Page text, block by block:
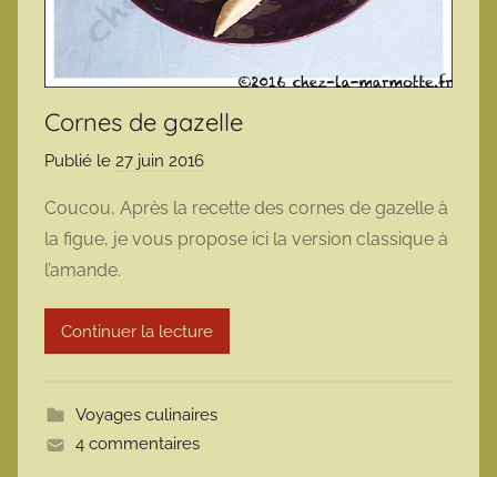
Cornes de gazelle
Publié le 27 juin 2016
r
m
r
m
t
Coucou, Après la recette des cornes de gazelle à
la figue, je vous propose ici la version classique à
l’amande.
Continuer la lecture
Voyages culinaires
4 commentaires